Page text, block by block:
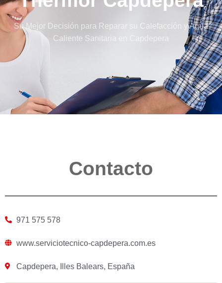
Su Mejor Decisión para Reparar su Calefacción y Agua
Caliente Sanitaria en Capdepera
Contacto
971 575 578
www.serviciotecnico-capdepera.com.es
Capdepera, Illes Balears, España